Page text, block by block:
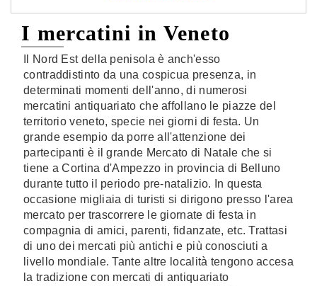
I mercatini in Veneto
Il Nord Est della penisola è anch'esso
contraddistinto da una cospicua presenza, in
determinati momenti dell'anno, di numerosi
mercatini antiquariato che affollano le piazze del
territorio veneto, specie nei giorni di festa. Un
grande esempio da porre all'attenzione dei
partecipanti è il grande Mercato di Natale che si
tiene a Cortina d'Ampezzo in provincia di Belluno
durante tutto il periodo pre-natalizio. In questa
occasione migliaia di turisti si dirigono presso l'area
mercato per trascorrere le giornate di festa in
compagnia di amici, parenti, fidanzate, etc. Trattasi
di uno dei mercati più antichi e più conosciuti a
livello mondiale. Tante altre località tengono accesa
la tradizione con mercati di antiquariato